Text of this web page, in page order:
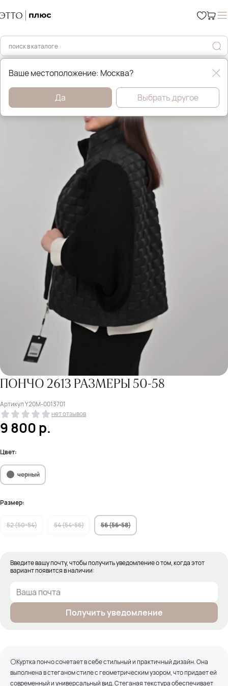
Главная Демисезонные куртки
ПОНЧО 2613 РАЗМЕРЫ 50-58
АртикулY20M-0013701
нет отзывов
9 800р.
Цвет:
черный
Размер:
52 (50-54) 54 (54-56) 56 (56-58)
Введите вашу почту, чтобы получить уведомление о том, когда этот
вариант появится в наличии:
Получить уведомление
⚪Куртка пончо сочетает в себе стильный и практичный дизайн. Она
выполнена в стеганом стиле с геометрическим узором, что придает ей
современный и универсальный вид. Стеганая текстура обеспечивает
Ваше местоположение: Москва?
Да Выбрать другое